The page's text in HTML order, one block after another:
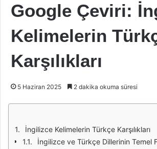
Google Çeviri:
Kelimelerin
Karşılıkları
5 Haziran 2025 2 dakika okuma süresi
İngilizce Kelimelerin Türkçe Karşılıkları
İngilizce ve Türkçe Dillerinin Temel